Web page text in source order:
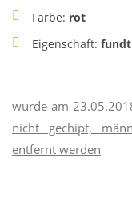
Farbe: rot
Eigenschaft:
wurde am
nicht gechipt,
entfernt werden